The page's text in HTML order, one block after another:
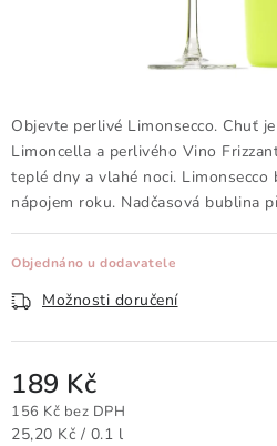
Velkoobchod
Objevte perlivé Limonsecco. Chuť
Limoncella a perlivého Vino
teplé dny a vlahé noci.
nápojem roku. Nadčasová bublina
Objednáno u dodavatele
Možnosti doručení
189 Kč
156 Kč bez DPH
Měrná cena:
25,20 Kč / 0.1 l